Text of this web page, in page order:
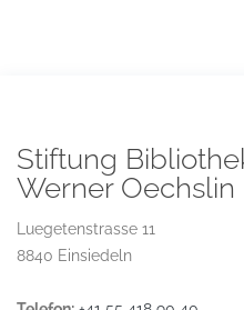
Stiftung
Werner Oechslin
Luegetenstrasse 11
8840 Einsiedeln